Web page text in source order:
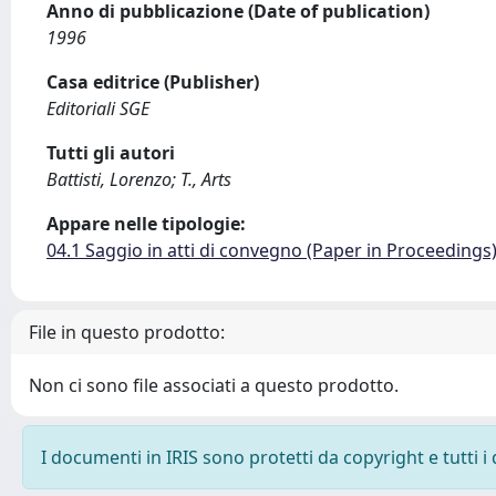
Anno di pubblicazione (Date of publication)
1996
Casa editrice (Publisher)
Editoriali SGE
Tutti gli autori
Battisti, Lorenzo; T., Arts
Appare nelle tipologie:
04.1 Saggio in atti di convegno (Paper in Proceedings)
File in questo prodotto:
Non ci sono file associati a questo prodotto.
I documenti in IRIS sono protetti da copyright e tutti